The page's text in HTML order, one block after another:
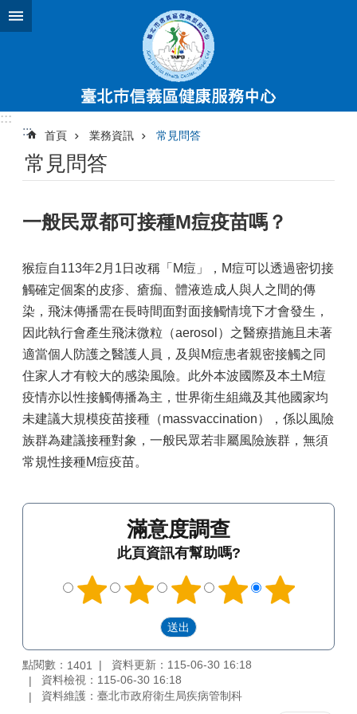
跳到主要內容區塊
:::
:::
首頁 業務資訊 常見問答
常見問答
一般民眾都可接種M痘疫苗嗎？
猴痘自113年2月1日改稱「M痘」，M痘可以透過密切接
觸確定個案的皮疹、瘡痂、體液造成人與人之間的傳
染，飛沫傳播需在長時間面對面接觸情境下才會發生，
因此執行會產生飛沫微粒（aerosol）之醫療措施且未著
適當個人防護之醫護人員，及與M痘患者親密接觸之同
住家人才有較大的感染風險。此外本波國際及本土M痘
疫情亦以性接觸傳播為主，世界衛生組織及其他國家均
未建議大規模疫苗接種（massvaccination），係以風險
族群為建議接種對象，一般民眾若非屬風險族群，無須
常規性接種M痘疫苗。
滿意度調查
此頁資訊有幫助嗎?
點閱數： 1401
資料更新：115-06-30 16:18
資料檢視：115-06-30 16:18
資料維護：臺北市政府衛生局疾病管制科